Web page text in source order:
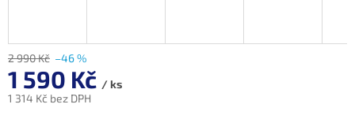
2 990 Kč –46 %
1 590 Kč / ks
1 314 Kč bez DPH